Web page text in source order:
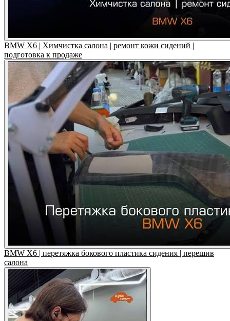
BMW X6 | Химчистка салона | ремонт кожи сидений |
подготовка к продаже
BMW X6 | перетяжка бокового пластика сидения | перешив
салона